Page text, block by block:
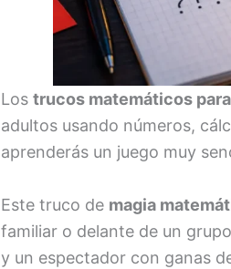
Los trucos matemáticos
adultos usando números,
aprenderás un juego muy
Este truco de magia
familiar o delante de un
y un espectador con ganas